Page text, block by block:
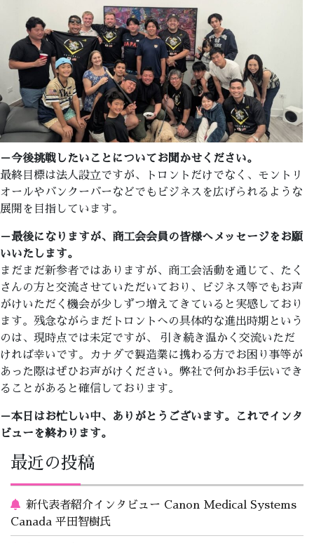
－今後挑戦したいことについてお聞かせください。
最終目標は法人設立ですが、トロントだけでなく、モントリ
オールやバンクーバーなどでもビジネスを広げられるような
展開を目指しています。
－最後になりますが、商工会会員の皆様へメッセージをお願
いいたします。
まだまだ新参者ではありますが、商工会活動を通じて、たく
さんの方と交流させていただいており、ビジネス等でもお声
がけいただく機会が少しずつ増えてきていると実感しており
ます。残念ながらまだトロントへの具体的な進出時期という
のは、現時点では未定ですが、 引き続き温かく交流いただ
ければ幸いです。カナダで製造業に携わる方でお困り事等が
あった際はぜひお声がけください。弊社で何かお手伝いでき
ることがあると確信しております。
－本日はお忙しい中、ありがとうございます。これでインタ
ビューを終わります。
最近の投稿
新代表者紹介インタビュー Canon Medical Systems
Canada 平田智樹氏